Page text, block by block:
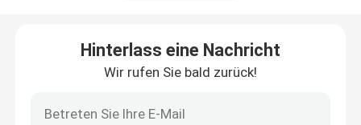
Keramische Platte der Tonerde
Hinterlass eine Nachricht
Wir rufen Sie bald zurück!